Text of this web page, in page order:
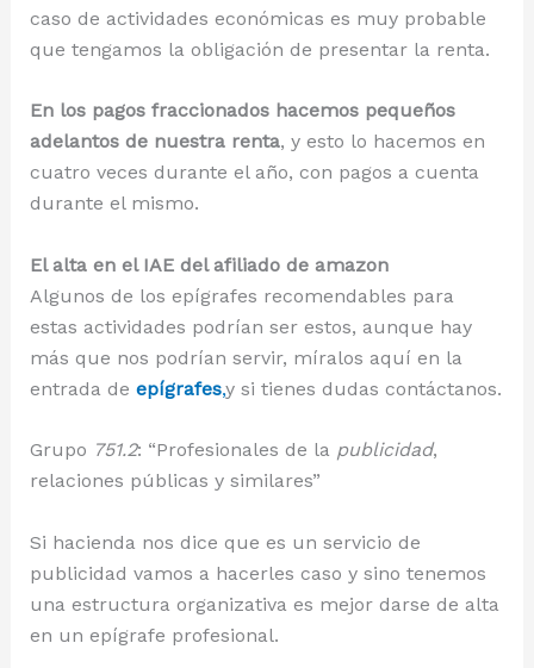
caso de actividades económicas es muy probable
que tengamos la obligación de presentar la renta.
En los pagos fraccionados hacemos pequeños
adelantos de nuestra renta, y esto lo hacemos en
cuatro veces durante el año, con pagos a cuenta
durante el mismo.
El alta en el IAE del afiliado de amazon
Algunos de los epígrafes recomendables para
estas actividades podrían ser estos, aunque hay
más que nos podrían servir, míralos aquí en la
entrada de epígrafes,y si tienes dudas contáctanos.
Grupo 751.2: “Profesionales de la publicidad,
relaciones públicas y similares”
Si hacienda nos dice que es un servicio de
publicidad vamos a hacerles caso y sino tenemos
una estructura organizativa es mejor darse de alta
en un epígrafe profesional.